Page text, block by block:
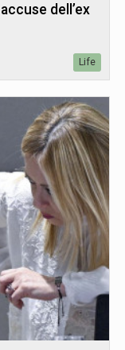
dell’ex
Life